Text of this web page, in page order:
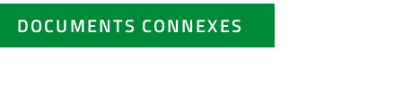
DOCUMENTS CONNEXES